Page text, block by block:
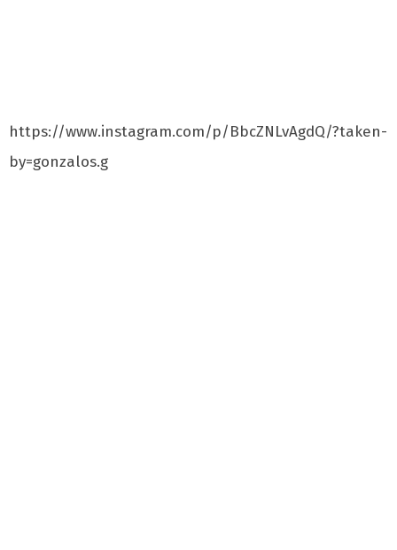
https://www.instagram.com/p/BbcZNLvAgdQ/?taken-
by=gonzalos.g